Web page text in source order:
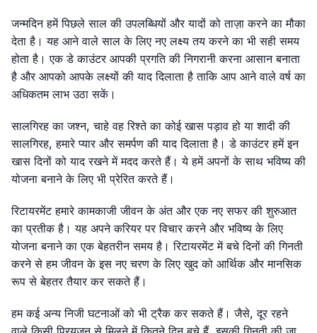
जन्मदिन हमें पिछले साल की उपलब्धियों और यादों को ताज़ा करने का मौका
देता है। यह आने वाले साल के लिए नए लक्ष्य तय करने का भी सही समय
होता है। एक डे काउंटर आपकी प्रगति की निगरानी करना आसान बनाता
है और आपको आपके लक्ष्यों की याद दिलाता है ताकि आप आने वाले वर्ष का
अधिकतम लाभ उठा सकें।
सालगिरह का जश्न, चाहे वह रिश्ते का कोई खास पड़ाव हो या शादी की
सालगिरह, हमारे प्यार और समर्पण की याद दिलाता है। डे काउंटर हमें इन
खास दिनों को याद रखने में मदद करते हैं। ये हमें अपनों के साथ भविष्य की
योजना बनाने के लिए भी प्रेरित करते हैं।
रिटायरमेंट हमारे कामकाजी जीवन के अंत और एक नए सफर की शुरुआत
का प्रतीक है। यह अपने करियर पर विचार करने और भविष्य के लिए
योजना बनाने का एक बेहतरीन समय है। रिटायरमेंट में बचे दिनों की गिनती
करने से हम जीवन के इस नए चरण के लिए खुद को आर्थिक और मानसिक
रूप से बेहतर तैयार कर सकते हैं।
हम कई अन्य निजी घटनाओं को भी ट्रैक कर सकते हैं। जैसे, दूर रहने